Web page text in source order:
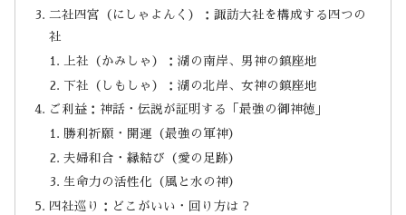
二社四宮（にしゃよんく）：諏訪大社を構成する四つの
社
上社（かみしゃ）：湖の南岸、男神の鎮座地
下社（しもしゃ）：湖の北岸、女神の鎮座地
ご利益：神話・伝説が証明する「最強の御神徳」
勝利祈願・開運（最強の軍神）
夫婦和合・縁結び（愛の足跡）
生命力の活性化（風と水の神）
四社巡り：どこがいい・回り方は？